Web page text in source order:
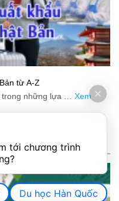
từ A-Z
trong những lựa … Xem
tới chương trình
Du học Hàn Quốc